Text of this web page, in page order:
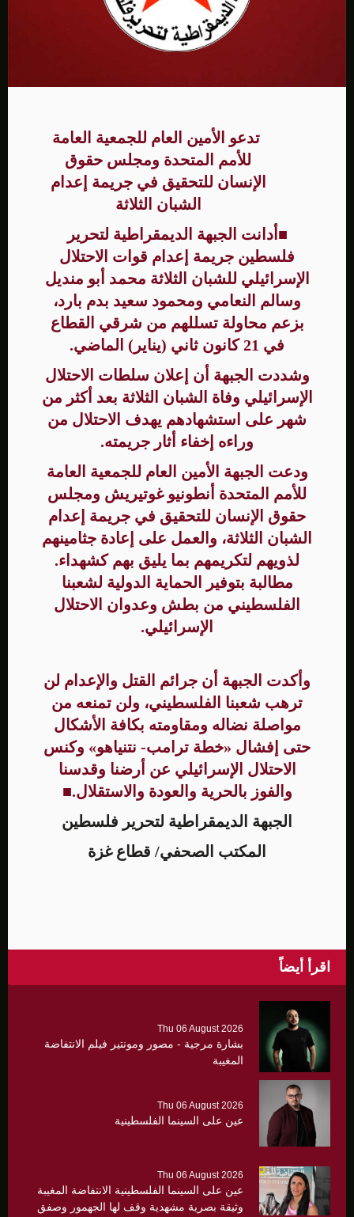
تدعو الأمين العام للجمعية العامة
للأمم المتحدة ومجلس حقوق
الإنسان للتحقيق في جريمة إعدام
الشبان الثلاثة
■ أدانت الجبهة الديمقراطية لتحرير
فلسطين جريمة إعدام قوات الاحتلال
الإسرائيلي للشبان الثلاثة محمد أبو منديل
وسالم النعامي ومحمود سعيد بدم بارد،
بزعم محاولة تسللهم من شرقي القطاع
في 21 كانون ثاني (يناير) الماضي.
وشددت الجبهة أن إعلان سلطات الاحتلال
الإسرائيلي وفاة الشبان الثلاثة بعد أكثر من
شهر على استشهادهم يهدف الاحتلال من
وراءه إخفاء أثار جريمته.
ودعت الجبهة الأمين العام للجمعية العامة
للأمم المتحدة أنطونيو غوتيريش ومجلس
حقوق الإنسان للتحقيق في جريمة إعدام
الشبان الثلاثة، والعمل على إعادة جثامينهم
لذويهم لتكريمهم بما يليق بهم كشهداء.
مطالبة بتوفير الحماية الدولية لشعبنا
الفلسطيني من بطش وعدوان الاحتلال
الإسرائيلي.
وأكدت الجبهة أن جرائم القتل والإعدام لن
ترهب شعبنا الفلسطيني، ولن تمنعه من
مواصلة نضاله ومقاومته بكافة الأشكال
حتى إفشال «خطة ترامب- نتنياهو» وكنس
الاحتلال الإسرائيلي عن أرضنا وقدسنا
والفوز بالحرية والعودة والاستقلال.■
الجبهة الديمقراطية لتحرير فلسطين
المكتب الصحفي/ قطاع غزة
اقرأ أيضاً
Thu 06 August 2026
بشارة مرجية - مصور ومونتير فيلم الانتفاضة
المغيبة
Thu 06 August 2026
عين على السينما الفلسطينية
Thu 06 August 2026
عين على السينما الفلسطينية الانتفاضة المغيبة
وثيقة بصرية مشهدية وقف لها الجهمور وصفق